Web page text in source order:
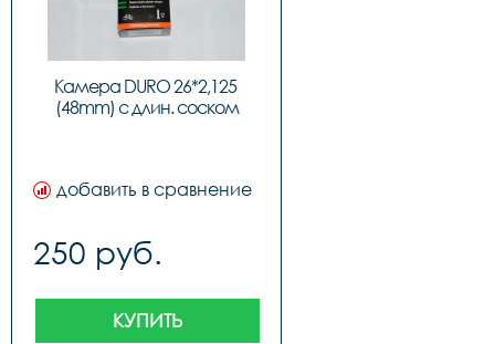
Камера DURO 26*2,125
(48mm) с длин. соском
добавить в сравнение
250 руб.
КУПИТЬ